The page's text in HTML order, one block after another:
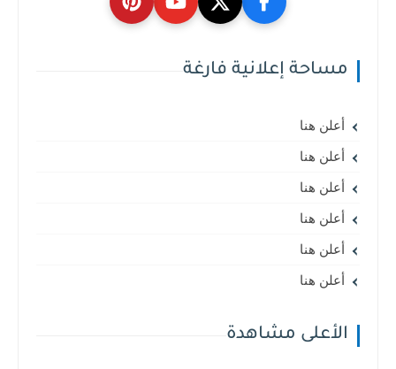
مساحة إعلانية فارغة
أعلن هنا
أعلن هنا
أعلن هنا
أعلن هنا
أعلن هنا
أعلن هنا
الأعلى مشاهدة